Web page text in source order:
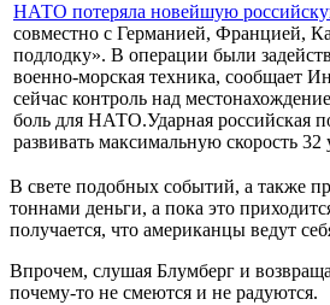
НАТО потеряла новейшую
совместно с Германией, Францией,
подлодку». В операции были
военно-морская техника, сообщает
сейчас контроль над
боль для НАТО.Ударная российская
развивать максимальную скорость
В свете подобных событий, а также
тоннами деньги, а пока это
получается, что американцы ведут
Впрочем, слушая Блумберг и
почему-то не смеются и не радуются.